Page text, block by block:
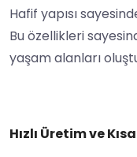
Hafif yapısı
Bu özellikleri
yaşam alanları
Hızlı Üretim ve